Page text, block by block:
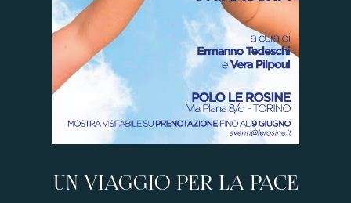
UN VIAGGIO PER LA PACE